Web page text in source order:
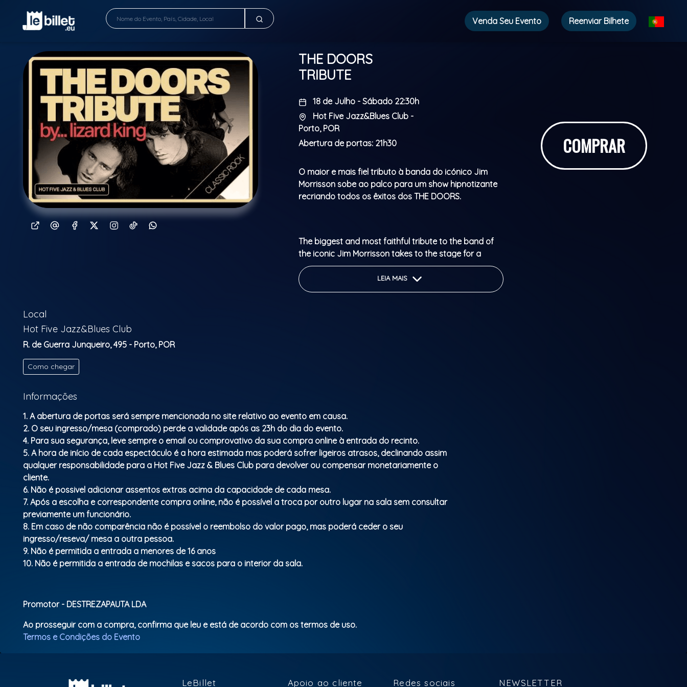
Venda Seu Evento Reenviar Bilhete
THE DOORS
TRIBUTE
18 de Julho - Sábado 22:30h
Hot Five Jazz&Blues Club -
Porto, POR
Abertura de portas: 21h30
O maior e mais fiel tributo à banda do icónico Jim
Morrisson sobe ao palco para um show hipnotizante
recriando todos os êxitos dos THE DOORS.
The biggest and most faithful tribute to the band of
the iconic Jim Morrisson takes to the stage for a
mesmerizing show recreating all the hits of THE
DOORS.
Classificação etária: M/16
LEIA MAIS
COMPRAR
Local
Hot Five Jazz&Blues Club
R. de Guerra Junqueiro, 495 - Porto, POR
Como chegar
Informações
1. A abertura de portas será sempre mencionada no site relativo ao evento em causa.
2. O seu ingresso/mesa (comprado) perde a validade após as 23h do dia do evento.
4. Para sua segurança, leve sempre o email ou comprovativo da sua compra online à entrada do recinto.
5. A hora de início de cada espectáculo é a hora estimada mas poderá sofrer ligeiros atrasos, declinando assim
qualquer responsabilidade para a Hot Five Jazz & Blues Club para devolver ou compensar monetariamente o
cliente.
6. Não é possivel adicionar assentos extras acima da capacidade de cada mesa.
7. Após a escolha e correspondente compra online, não é possível a troca por outro lugar na sala sem consultar
previamente um funcionário.
8. Em caso de não comparência não é possível o reembolso do valor pago, mas poderá ceder o seu
ingresso/reseva/ mesa a outra pessoa.
9. Não é permitida a entrada a menores de 16 anos
10. Não é permitida a entrada de mochilas e sacos para o interior da sala.
Promotor - DESTREZAPAUTA LDA
Ao prosseguir com a compra, confirma que leu e está de acordo com os termos de uso.
Termos e Condições do Evento
LeBillet Apoio ao cliente Redes sociais NEWSLETTER